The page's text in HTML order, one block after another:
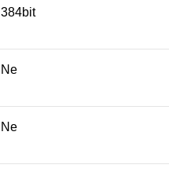
384bit
Ne
Ne